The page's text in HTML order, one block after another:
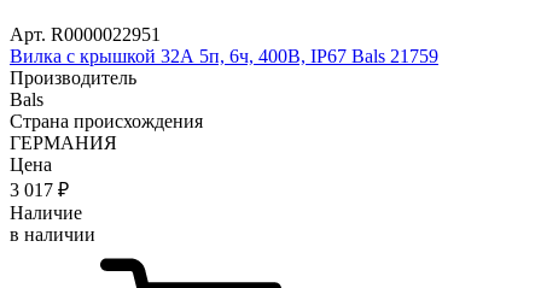
Арт. R0000022951
Вилка с крышкой 32А 5п, 6ч, 400В, IP67 Bals 21759
Производитель
Bals
Страна происхождения
ГЕРМАНИЯ
Цена
3 017 ₽
Наличие
в наличии